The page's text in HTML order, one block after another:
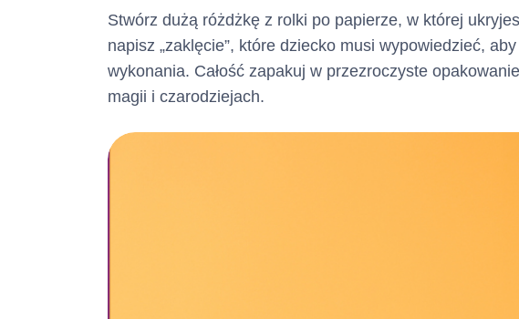
Rodzaj kredytu :
Stwórz dużą różdżkę z rolki po papierze, w której
napisz „zaklęcie”, które dziecko musi wypowiedzieć,
wykonania. Całość zapakuj w przezroczyste
magii i czarodziejach.